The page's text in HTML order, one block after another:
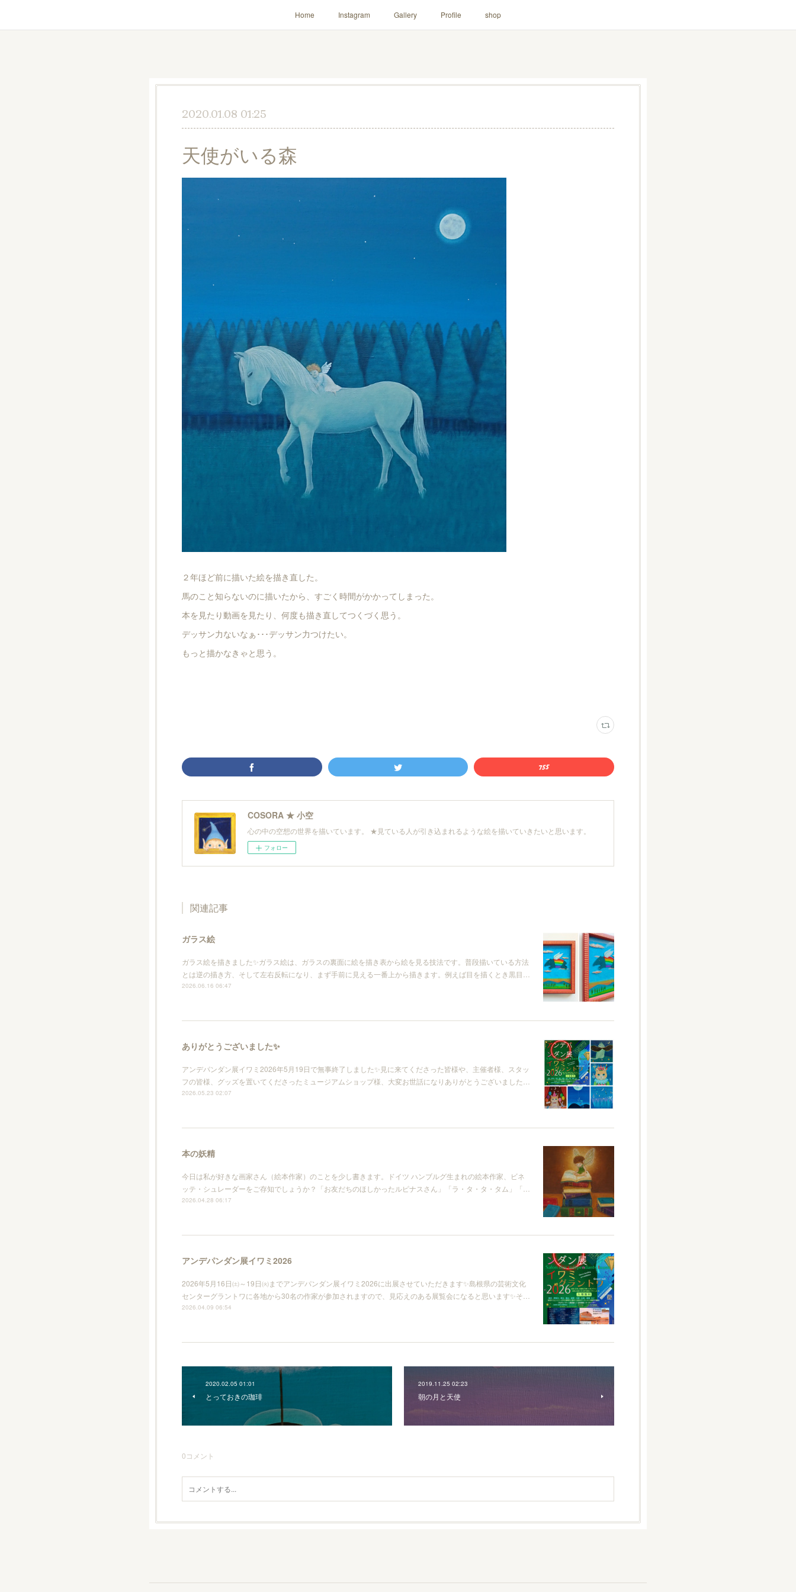
Home Instagram Gallery Profile shop
2020.01.08 01:25
天使がいる森
２年ほど前に描いた絵を描き直した。
馬のこと知らないのに描いたから、すごく時間がかかってしまった。
本を見たり動画を見たり、何度も描き直してつくづく思う。
デッサン力ないなぁ･･･デッサン力つけたい。
もっと描かなきゃと思う。
COSORA ★ 小空
心の中の空想の世界を描いています。 ★見ている人が引き込まれるような絵を描いていきたいと思います。
フォロー
関連記事
ガラス絵
ガラス絵を描きました✨ガラス絵は、ガラスの裏面に絵を描き表から絵を見る技法です。普段描いている方法
とは逆の描き方、そして左右反転になり、まず手前に見える一番上から描きます。例えば目を描くとき黒目…
2026.06.16 06:47
ありがとうございました✨
アンデパンダン展イワミ2026年5月19日で無事終了しました✨見に来てくださった皆様や、主催者様、スタッ
フの皆様、グッズを置いてくださったミュージアムショップ様、大変お世話になりありがとうございました…
2026.05.23 02:07
本の妖精
今日は私が好きな画家さん（絵本作家）のことを少し書きます。ドイツ ハンブルグ生まれの絵本作家、ビネ
ッテ・シュレーダーをご存知でしょうか？「お友だちのほしかったルピナスさん」「ラ・タ・タ・タム」「…
2026.04.28 06:17
アンデパンダン展イワミ2026
2026年5月16日㈯～19日㈫までアンデパンダン展イワミ2026に出展させていただきます✨島根県の芸術文化
センターグラントワに各地から30名の作家が参加されますので、見応えのある展覧会になると思います✨そ…
2026.04.09 06:54
2020.02.05 01:01
とっておきの珈琲
2019.11.25 02:23
朝の月と天使
0コメント